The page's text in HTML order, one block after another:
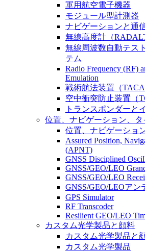
軍用航空電子機器
モジュール型計測器
ナビゲーションと通
無線高度計（
無線周波数自動テス
テム
Radio Frequency (RF)
Emulation
戦術航法装置（
空中衝突防止装置（
トランスポンダーと
位置、ナビゲーション、タ
位置、ナビゲーショ
Assured Position,
(APNT)
GNSS Disciplined
GNSS/GEO/LEO
GNSS/GEO/LEO
GNSS/GEO/LEOアン
GPS Simulator
RF Transcoder
Resilient GEO/LEO
カスタム光学製品と顔料
カスタム光学製品と
カスタム光学製品